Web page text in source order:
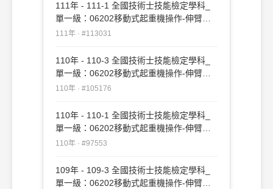
111年 - 111-1 全國技術士技能檢定學科_
單一級：06202移動式起重機操作-伸臂不
伸縮#113031
111年 · #113031
110年 - 110-3 全國技術士技能檢定學科_
單一級：06202移動式起重機操作-伸臂不
伸縮#105176
110年 · #105176
110年 - 110-1 全國技術士技能檢定學科_
單一級：06202移動式起重機操作-伸臂不
伸縮#97553
110年 · #97553
109年 - 109-3 全國技術士技能檢定學科_
單一級：06202移動式起重機操作-伸臂不